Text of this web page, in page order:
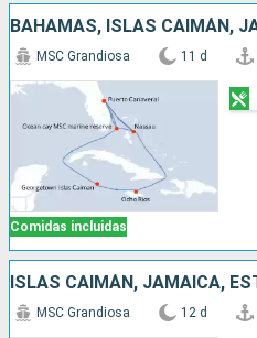
Comidas incluidas
MSC Grandiosa 11 d
MSC Grandiosa 12 d